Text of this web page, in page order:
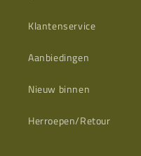
Klantenservice
Aanbiedingen
Nieuw binnen
Herroepen/Retour